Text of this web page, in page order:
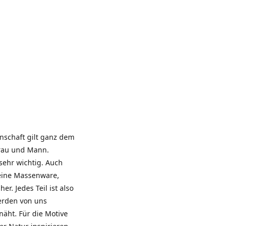
gilt ganz dem
und Mann.
wichtig. Auch
Massenware,
Jedes Teil ist also
von uns
Für die Motive